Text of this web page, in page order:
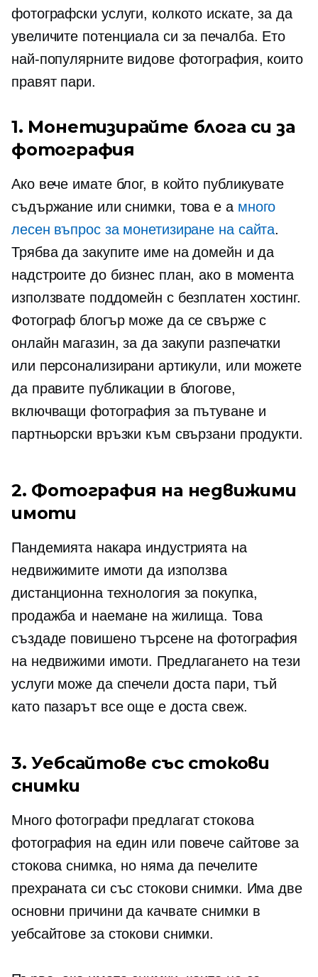
фотографски услуги, колкото искате, за да
увеличите потенциала си за печалба. Ето
най-популярните видове фотография, които
правят пари.
1. Монетизирайте блога си за
фотография
Ако вече имате блог, в който публикувате
съдържание или снимки, това е a много
лесен въпрос за монетизиране на сайта.
Трябва да закупите име на домейн и да
надстроите до бизнес план, ако в момента
използвате поддомейн с безплатен хостинг.
Фотограф блогър може да се свърже с
онлайн магазин, за да закупи разпечатки
или персонализирани артикули, или можете
да правите публикации в блогове,
включващи фотография за пътуване и
партньорски връзки към свързани продукти.
2. Фотография на недвижими
имоти
Пандемията накара индустрията на
недвижимите имоти да използва
дистанционна технология за покупка,
продажба и наемане на жилища. Това
създаде повишено търсене на фотография
на недвижими имоти. Предлагането на тези
услуги може да спечели доста пари, тъй
като пазарът все още е доста свеж.
3. Уебсайтове със стокови
снимки
Много фотографи предлагат стокова
фотография на един или повече сайтове за
стокова снимка, но няма да печелите
прехраната си със стокови снимки. Има две
основни причини да качвате снимки в
уебсайтове за стокови снимки.